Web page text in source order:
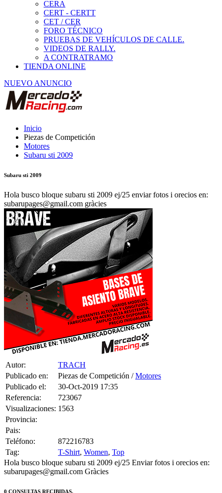
CERA
CERT - CERTT
CET / CER
FORO TÉCNICO
PRUEBAS DE VEHÍCULOS DE CALLE.
VIDEOS DE RALLY.
A CONTRATRAMO
TIENDA ONLINE
NUEVO ANUNCIO
Inicio
Piezas de Competición
Motores
Subaru sti 2009
Subaru sti 2009
Hola busco bloque subaru sti 2009 ej/25 enviar fotos i orecios en:
subarupages@gmail.com gràcies
Autor:
TRACH
Publicado en:
Piezas de Competición /Motores
Publicado el:
30-Oct-2019 17:35
Referencia:
723067
Visualizaciones: 1563
Provincia:
Pais:
Teléfono:
872216783
Tag:
T-Shirt, Women, Top
Hola busco bloque subaru sti 2009 ej/25 Enviar fotos i orecios en:
subarupages@gmail.com Gràcies
0 CONSULTAS RECIBIDAS.